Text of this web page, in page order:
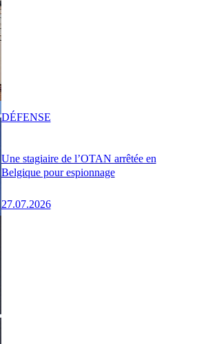
Une stagiaire de l’OTAN arrêtée en
Belgique pour espionnage
27.07.2026
DÉFENSE